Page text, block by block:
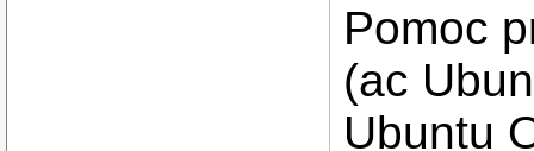
Pomoc
(ac
Ubuntu